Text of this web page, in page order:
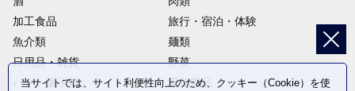
加工食品
旅行・宿泊・体験
魚介類
麺類
日用品・雑貨
野菜
パン・菓子類
電化製品
当サイトでは、サイト利便性向上のため、クッキー（Cookie）を使